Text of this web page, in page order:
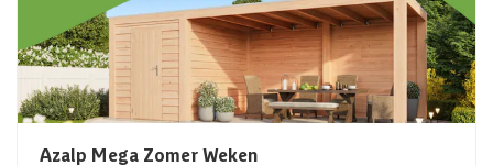
Azalp Mega Zomer Weken